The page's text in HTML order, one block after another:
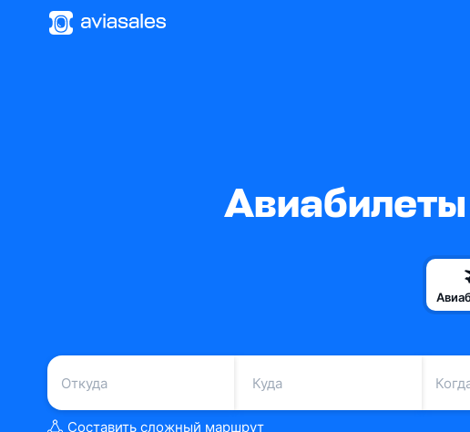
Составить сложный маршрут